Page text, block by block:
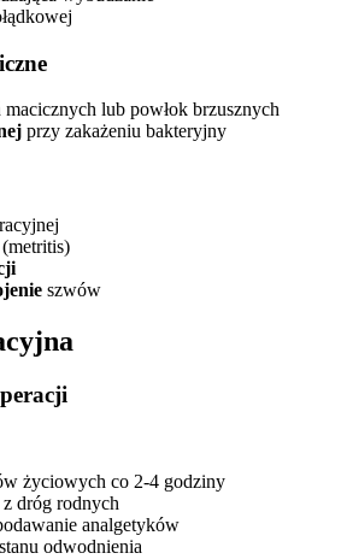
macicznych lub powłok brzusznych
przy zakażeniu bakteryjny
(metritis)
szwów
życiowych co 2-4 godziny
dróg rodnych
analgetyków
odwodnienia